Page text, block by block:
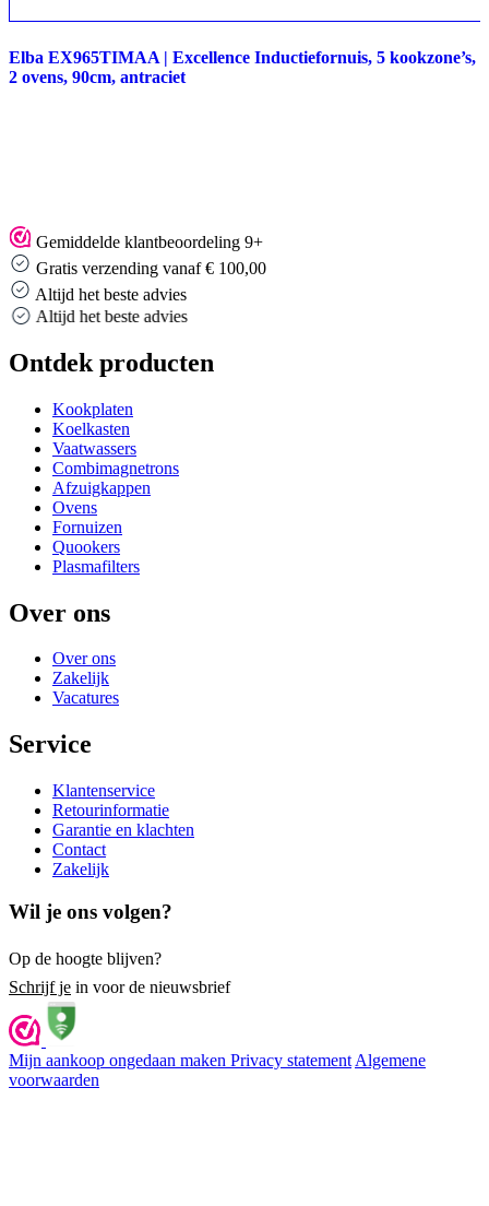
Elba EX965TIMAA | Excellence Inductiefornuis, 5 kookzone’s,
2 ovens, 90cm, antraciet
Gemiddelde klantbeoordeling 9+
Gratis verzending vanaf € 100,00
Altijd het beste advies
Altijd het beste advies
Ontdek producten
Kookplaten
Koelkasten
Vaatwassers
Combimagnetrons
Afzuigkappen
Ovens
Fornuizen
Quookers
Plasmafilters
Over ons
Over ons
Zakelijk
Vacatures
Service
Klantenservice
Retourinformatie
Garantie en klachten
Contact
Zakelijk
Wil je ons volgen?
Op de hoogte blijven?
Schrijf je in voor de nieuwsbrief
Mijn aankoop ongedaan maken Privacy statement Algemene
voorwaarden